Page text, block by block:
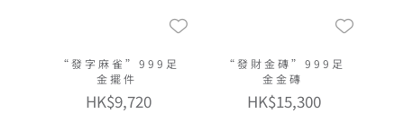
“發字麻雀”999足
金擺件
HK$9,720
“發財金磚”999足
金金磚
HK$15,300